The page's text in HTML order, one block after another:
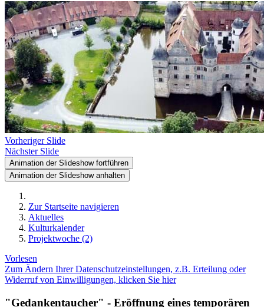
Vorheriger Slide
Nächster Slide
Animation der Slideshow fortführen
Animation der Slideshow anhalten
Zur Startseite navigieren
Aktuelles
Kulturkalender
Projektwoche (2)
Vorlesen
Zum Ändern Ihrer Datenschutzeinstellungen, z.B. Erteilung oder
Widerruf von Einwilligungen, klicken Sie hier
"Gedankentaucher" - Eröffnung eines temporären